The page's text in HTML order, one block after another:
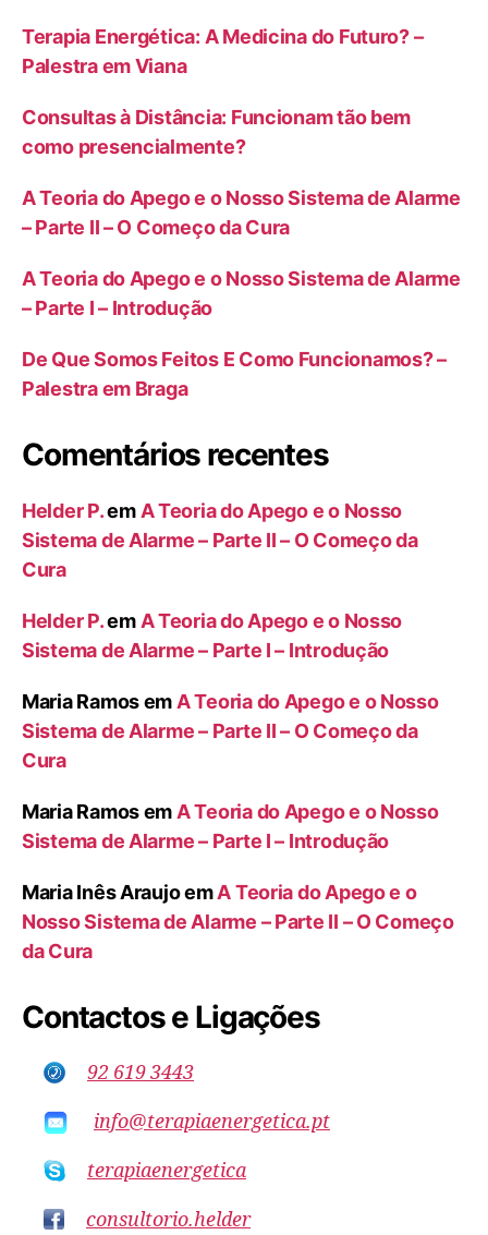
Terapia Energética: A Medicina do Futuro? –
Palestra em Viana
Consultas à Distância: Funcionam tão bem
como presencialmente?
A Teoria do Apego e o Nosso Sistema de Alarme
– Parte II – O Começo da Cura
A Teoria do Apego e o Nosso Sistema de Alarme
– Parte I – Introdução
De Que Somos Feitos E Como Funcionamos? –
Palestra em Braga
Comentários recentes
Helder P.em A Teoria do Apego e o Nosso
Sistema de Alarme – Parte II – O Começo da
Cura
Helder P.em A Teoria do Apego e o Nosso
Sistema de Alarme – Parte I – Introdução
Maria Ramosem A Teoria do Apego e o Nosso
Sistema de Alarme – Parte II – O Começo da
Cura
Maria Ramosem A Teoria do Apego e o Nosso
Sistema de Alarme – Parte I – Introdução
Maria Inês AraujoemA Teoria do Apego e o
Nosso Sistema de Alarme – Parte II – O Começo
da Cura
Contactos e Ligações
92 619 3443
info@terapiaenergetica.pt
terapiaenergetica
consultorio.helder